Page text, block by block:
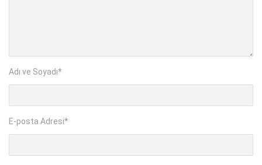
Adı ve Soyadı*
E-posta Adresi*